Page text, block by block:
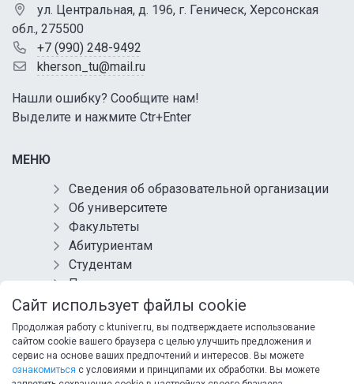
ул. Центральная, д. 196, г. Геническ, Херсонская
обл., 275500
+7 (990) 248-9492
kherson_tu@mail.ru
Нашли ошибку? Сообщите нам!
Выделите и нажмите Ctr+Enter
МЕНЮ
Сведения об образовательной организации
Об университете
Факультеты
Абитуриентам
Студентам
Преподавателям
Выпускникам
Контакты
Обращения
Противодействие коррупции
Информационная безопасность
Сайт использует файлы cookie
Продолжая работу с ktuniver.ru, вы подтверждаете использование
сайтом cookie вашего браузера с целью улучшить предложения и
сервис на основе ваших предпочтений и интересов. Вы можете
ознакомиться с условиями и принципами их обработки. Вы можете